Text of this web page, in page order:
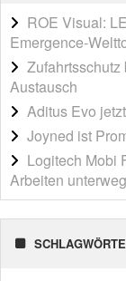
ROE Visual:
Emergence-
Zufahrtsschutz
Austausch
Aditus Evo
Joyned ist
Logitech Mobi
Arbeiten